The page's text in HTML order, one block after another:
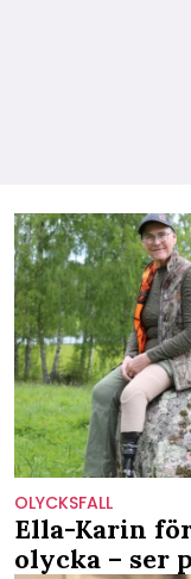
OLYCKSFALL
Ella-Karin
olycka – ser